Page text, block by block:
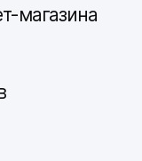
магазина